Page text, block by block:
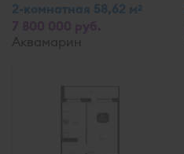
2-комнатная 58,62 м2
Аквамарин